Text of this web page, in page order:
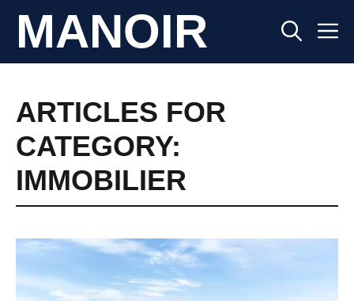
contenuMANOIR
ARTICLES FOR
CATEGORY:
IMMOBILIER